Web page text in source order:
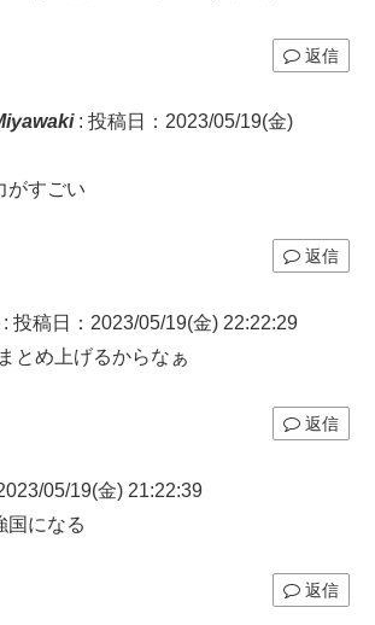
返信
: 投稿日：2023/05/19(金)
がすごい
返信
: 投稿日：2023/05/19(金) 22:22:29
とめ上げるからなぁ
返信
05/19(金) 21:22:39
国になる
返信